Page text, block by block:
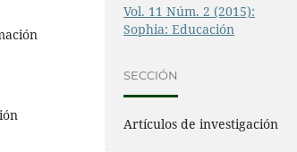
Vol. 11 Núm. 2 (2015):
Sophia: Educación
SECCIÓN
Artículos de investigación